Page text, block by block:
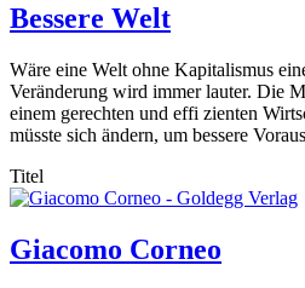
Bessere Welt
Wäre eine Welt ohne Kapitalismus
Veränderung wird immer lauter. Die
einem gerechten und effi zienten
müsste sich ändern, um bessere
Titel
Giacomo Corneo